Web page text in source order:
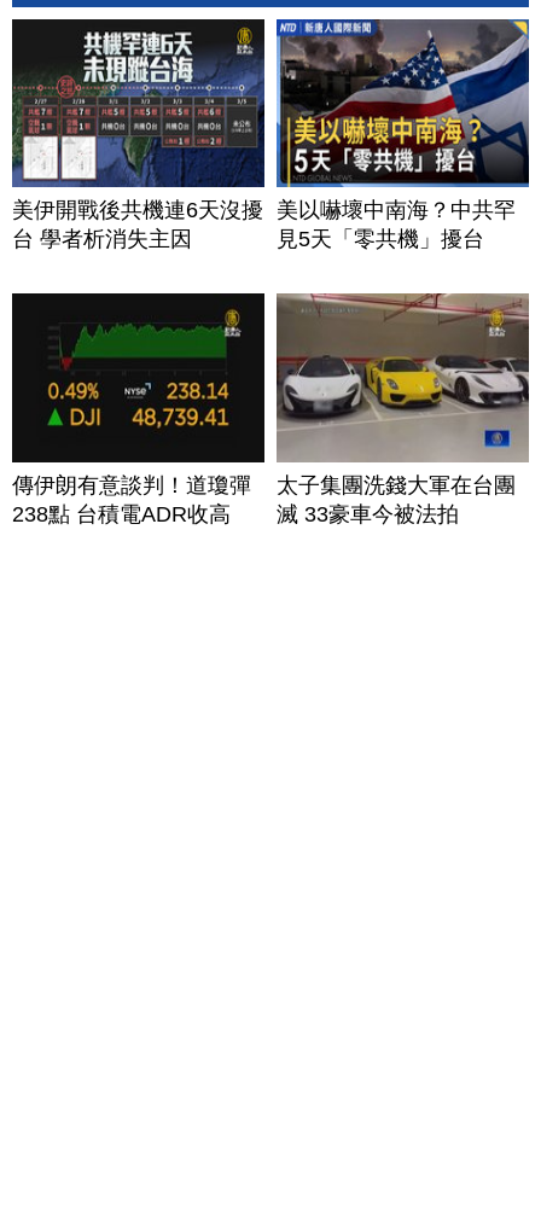
美伊開戰後共機連6天沒擾
台 學者析消失主因
美以嚇壞中南海？中共罕
見5天「零共機」擾台
傳伊朗有意談判！道瓊彈
238點 台積電ADR收高
太子集團洗錢大軍在台團
滅 33豪車今被法拍